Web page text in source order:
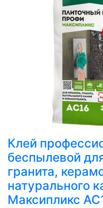
Клей
беспылевой
гранита,
натурального
Максипликс